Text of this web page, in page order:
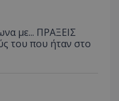
με... ΠΡΑΞΕΙΣ
του που ήταν στο